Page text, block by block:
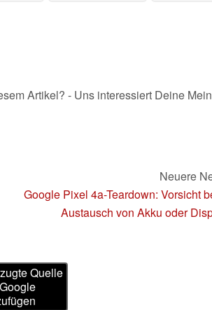
Artikel? - Uns interessiert Deine
Neuere
Google Pixel 4a-Teardown: Vorsicht
Austausch von Akku oder
Quelle